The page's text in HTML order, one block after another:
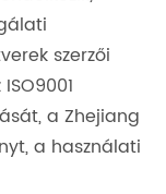
szerzői
a Zhejiang
a használati